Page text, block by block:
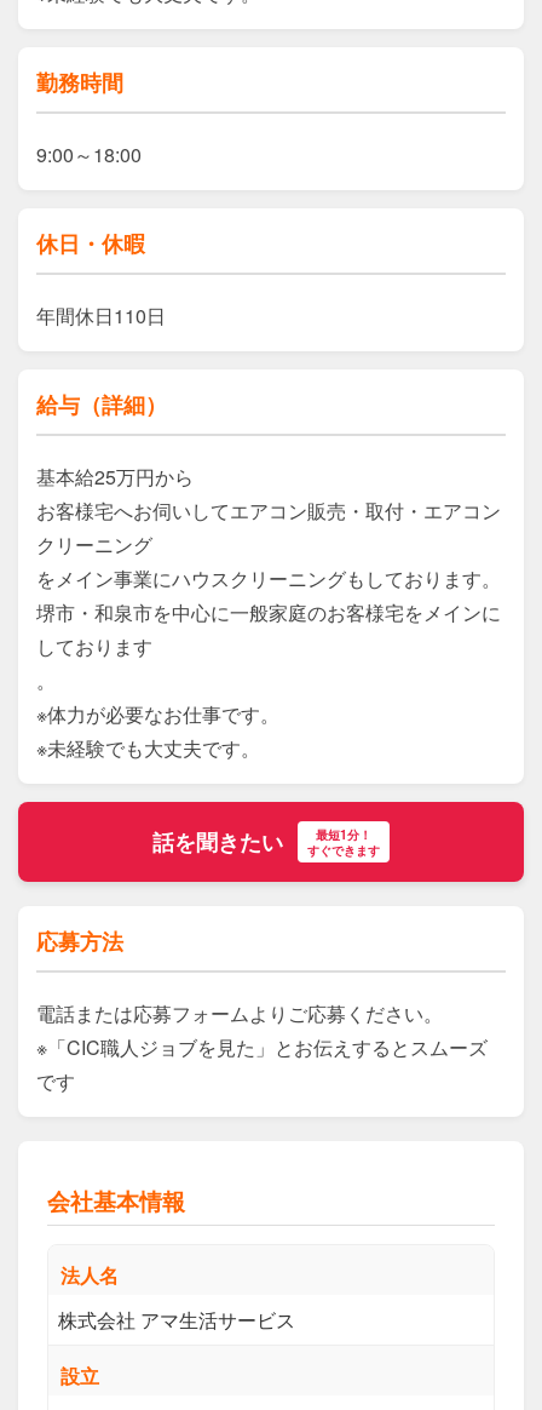
勤務時間
9:00～18:00
休日・休暇
年間休日110日
給与（詳細）
基本給25万円から
お客様宅へお伺いしてエアコン販売・取付・エアコン
クリーニング
をメイン事業にハウスクリーニングもしております。
堺市・和泉市を中心に一般家庭のお客様宅をメインに
しております
。
※体力が必要なお仕事です。
※未経験でも大丈夫です。
話を聞きたい
最短1分！
すぐできます
応募方法
電話または応募フォームよりご応募ください。
※「CIC職人ジョブを見た」とお伝えするとスムーズ
です
会社基本情報
法人名
株式会社 アマ生活サービス
設立